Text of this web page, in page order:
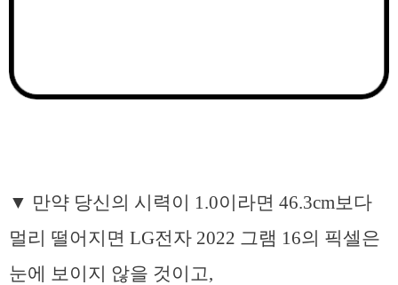
▼ 만약 당신의 시력이 1.0이라면 46.3cm보다
멀리 떨어지면 LG전자 2022 그램 16의 픽셀은
눈에 보이지 않을 것이고,